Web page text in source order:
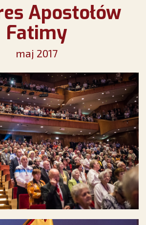
Apostołów
Fatimy
maj 2017